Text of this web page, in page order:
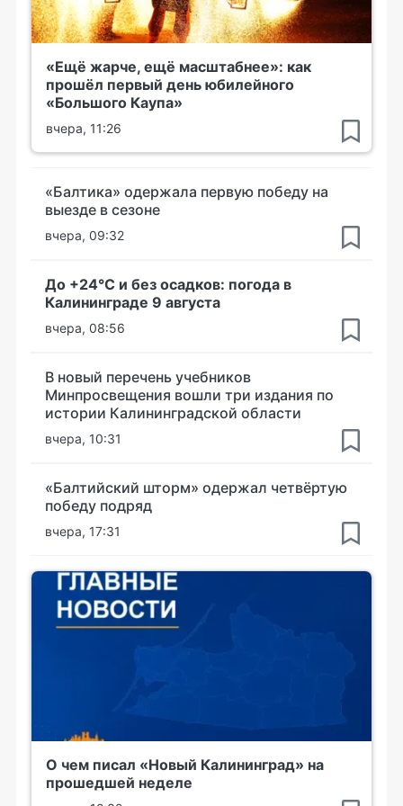
«Ещё жарче, ещё масштабнее»: как
прошёл первый день юбилейного
«Большого Каупа»
вчера, 11:26
«Балтика» одержала первую победу на
выезде в сезоне
вчера, 09:32
До +24°С и без осадков: погода в
Калининграде 9 августа
вчера, 08:56
В новый перечень учебников
Минпросвещения вошли три издания по
истории Калининградской области
вчера, 10:31
«Балтийский шторм» одержал четвёртую
победу подряд
вчера, 17:31
О чем писал «Новый Калининград» на
прошедшей неделе